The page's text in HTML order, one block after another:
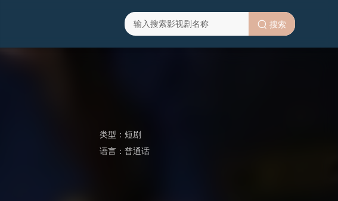
搜索
类型： 短剧
语言： 普通话